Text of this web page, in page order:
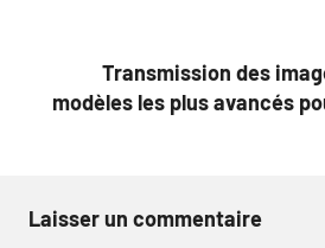
Transmission des
modèles les plus avancés
Laisser un commentaire